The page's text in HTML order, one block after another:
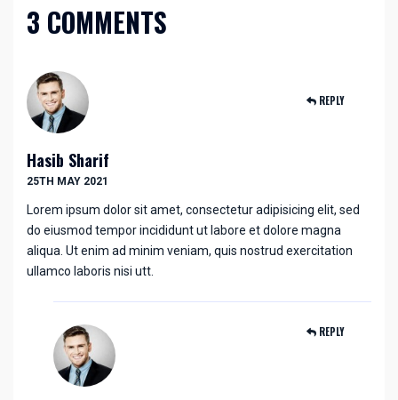
3 COMMENTS
Hasib Sharif
25TH MAY 2021
Lorem ipsum dolor sit amet, consectetur adipisicing elit, sed
do eiusmod tempor incididunt ut labore et dolore magna
aliqua. Ut enim ad minim veniam, quis nostrud exercitation
ullamco laboris nisi utt.
REPLY
REPLY